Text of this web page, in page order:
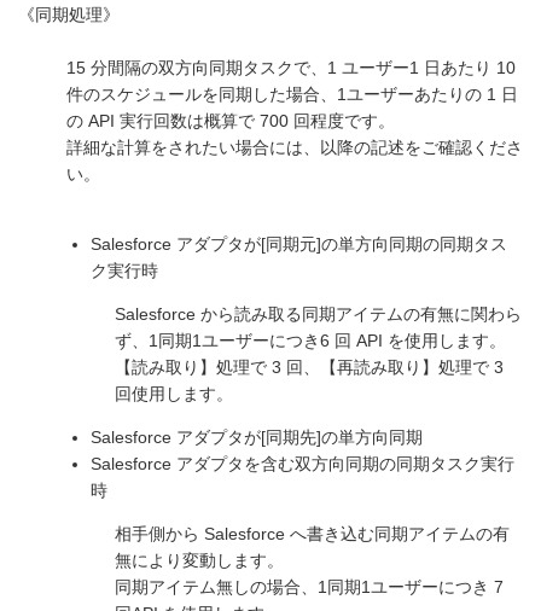
《同期処理》
15 分間隔の双方向同期タスクで、1 ユーザー1 日あたり 10
件のスケジュールを同期した場合、1ユーザーあたりの 1 日
の API 実行回数は概算で 700 回程度です。
詳細な計算をされたい場合には、以降の記述をご確認くださ
い。
Salesforce アダプタが[同期元]の単方向同期の同期タス
ク実行時
Salesforce から読み取る同期アイテムの有無に関わら
ず、1同期1ユーザーにつき6 回 API を使用します。
【読み取り】処理で 3 回、【再読み取り】処理で 3
回使用します。
Salesforce アダプタが[同期先]の単方向同期
Salesforce アダプタを含む双方向同期の同期タスク実行
時
相手側から Salesforce へ書き込む同期アイテムの有
無により変動します。
同期アイテム無しの場合、1同期1ユーザーにつき 7